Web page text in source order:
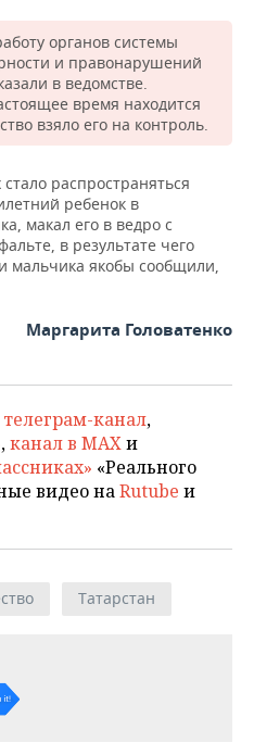
органов системы
и правонарушений
в ведомстве.
время находится
взяло его на контроль.
распространяться
ребенок в
макал его в ведро с
в результате чего
мальчика якобы сообщили,
Маргарита Головатенко
телеграм-канал,
,канал в MAXи
«Реального
видео наRutube и
Татарстан